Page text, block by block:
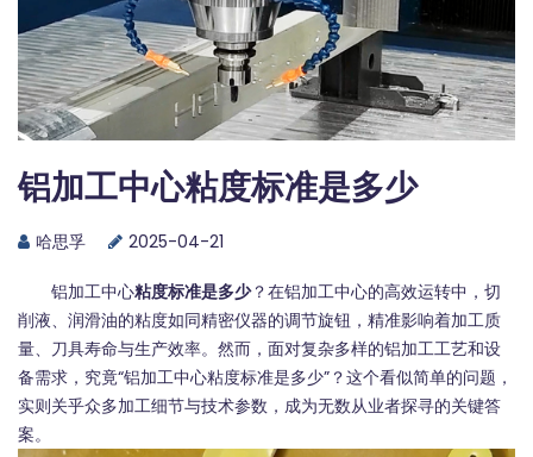
铝加工中心粘度标准是多少
哈思孚 2025-04-21
铝加工中心粘度标准是多少？在铝加工中心的高效运转中，切
削液、润滑油的粘度如同精密仪器的调节旋钮，精准影响着加工质
量、刀具寿命与生产效率。然而，面对复杂多样的铝加工工艺和设
备需求，究竟“铝加工中心粘度标准是多少”？这个看似简单的问题，
实则关乎众多加工细节与技术参数，成为无数从业者探寻的关键答
案。